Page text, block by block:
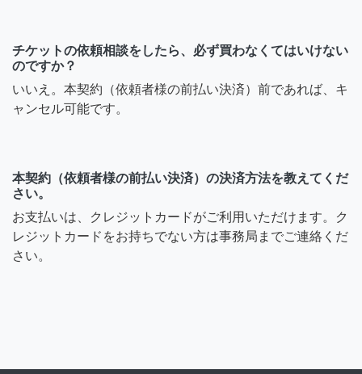
チケットの依頼相談をしたら、必ず買わなくてはいけない
のですか？
いいえ。本契約（依頼者様の前払い決済）前であれば、キ
ャンセル可能です。
本契約（依頼者様の前払い決済）の決済方法を教えてくだ
さい。
お支払いは、クレジットカードがご利用いただけます。ク
レジットカードをお持ちでない方は事務局までご連絡くだ
さい。